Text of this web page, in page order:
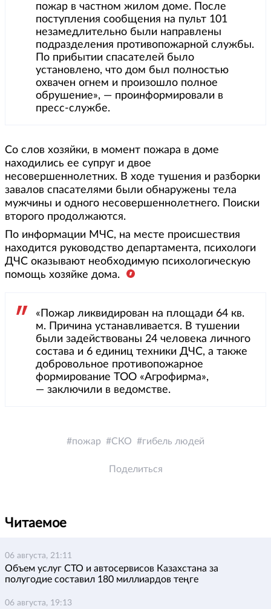
пожар в частном жилом доме. После
поступления сообщения на пульт 101
незамедлительно были направлены
подразделения противопожарной службы.
По прибытии спасателей было
установлено, что дом был полностью
охвачен огнем и произошло полное
обрушение», — проинформировали в
пресс-службе.
Со слов хозяйки, в момент пожара в доме
находились ее супруг и двое
несовершеннолетних. В ходе тушения и разборки
завалов спасателями были обнаружены тела
мужчины и одного несовершеннолетнего. Поиски
второго продолжаются.
По информации МЧС, на месте происшествия
находится руководство департамента, психологи
ДЧС оказывают необходимую психологическую
помощь хозяйке дома.
«Пожар ликвидирован на площади 64 кв.
м. Причина устанавливается. В тушении
были задействованы 24 человека личного
состава и 6 единиц техники ДЧС, а также
добровольное противопожарное
формирование ТОО «Агрофирма»,
— заключили в ведомстве.
пожар СКО гибель людей
Поделиться
Читаемое
06 августа, 21:11
Объем услуг СТО и автосервисов Казахстана за
полугодие составил 180 миллиардов теңге
06 августа, 19:13